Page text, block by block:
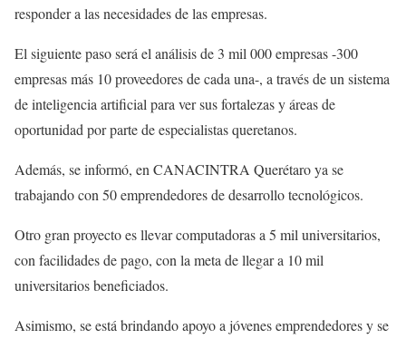
responder a las necesidades de las empresas.
El siguiente paso será el análisis de 3 mil 000 empresas -300
empresas más 10 proveedores de cada una-, a través de un sistema
de inteligencia artificial para ver sus fortalezas y áreas de
oportunidad por parte de especialistas queretanos.
Además, se informó, en CANACINTRA Querétaro ya se
trabajando con 50 emprendedores de desarrollo tecnológicos.
Otro gran proyecto es llevar computadoras a 5 mil universitarios,
con facilidades de pago, con la meta de llegar a 10 mil
universitarios beneficiados.
Asimismo, se está brindando apoyo a jóvenes emprendedores y se